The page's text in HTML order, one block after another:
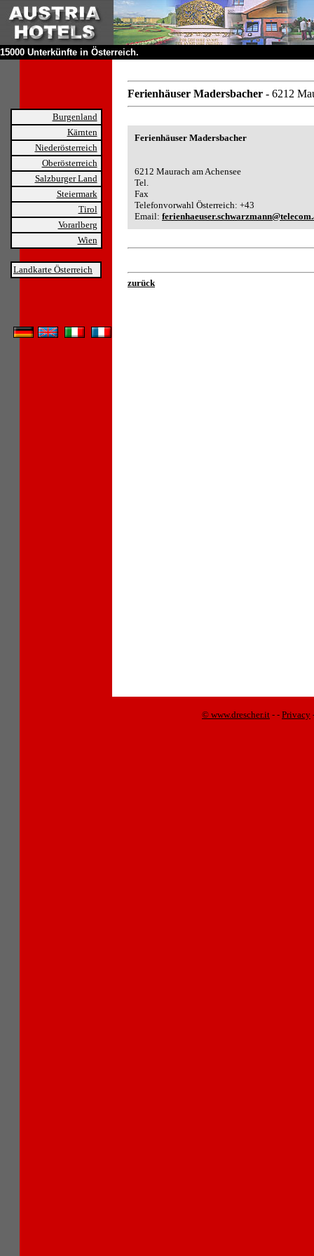
15000 Unterkünfte in Österreich.
Burgenland
Kärnten
Niederösterreich
Oberösterreich
Salzburger Land
Steiermark
Tirol
Vorarlberg
Wien
Landkarte Österreich
Ferienhäuser Madersbacher - 6212
Ferienhäuser Madersbacher
6212 Maurach am Achensee
Tel.
Fax
Telefonvorwahl Österreich: +43
Email:
zurück
© www.drescher.it - - Privacy